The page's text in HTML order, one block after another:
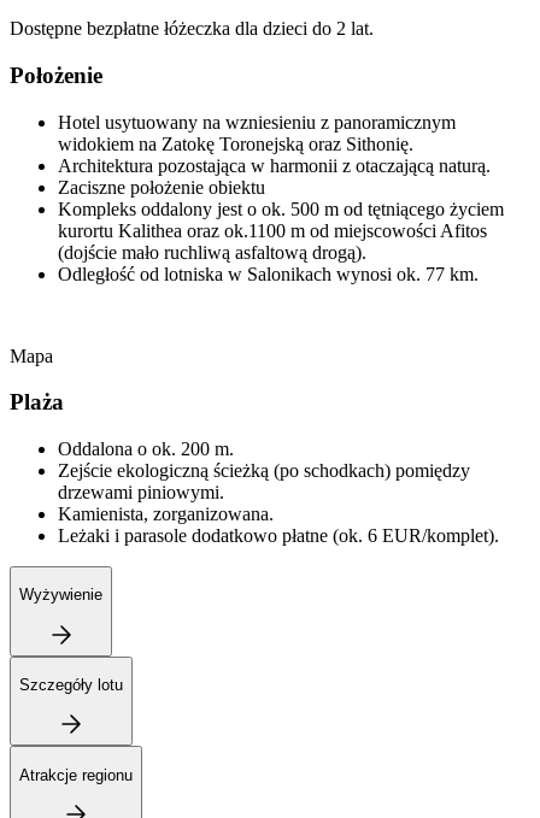
Dostępne bezpłatne łóżeczka dla dzieci do 2 lat.
Położenie
Hotel usytuowany na wzniesieniu z panoramicznym
widokiem na Zatokę Toronejską oraz Sithonię.
Architektura pozostająca w harmonii z otaczającą naturą.
Zaciszne położenie obiektu
Kompleks oddalony jest o ok. 500 m od tętniącego życiem
kurortu Kalithea oraz ok.1100 m od miejscowości Afitos
(dojście mało ruchliwą asfaltową drogą).
Odległość od lotniska w Salonikach wynosi ok. 77 km.
Mapa
Plaża
Oddalona o ok. 200 m.
Zejście ekologiczną ścieżką (po schodkach) pomiędzy
drzewami piniowymi.
Kamienista, zorganizowana.
Leżaki i parasole dodatkowo płatne (ok. 6 EUR/komplet).
Wyżywienie
Szczegóły lotu
Atrakcje regionu